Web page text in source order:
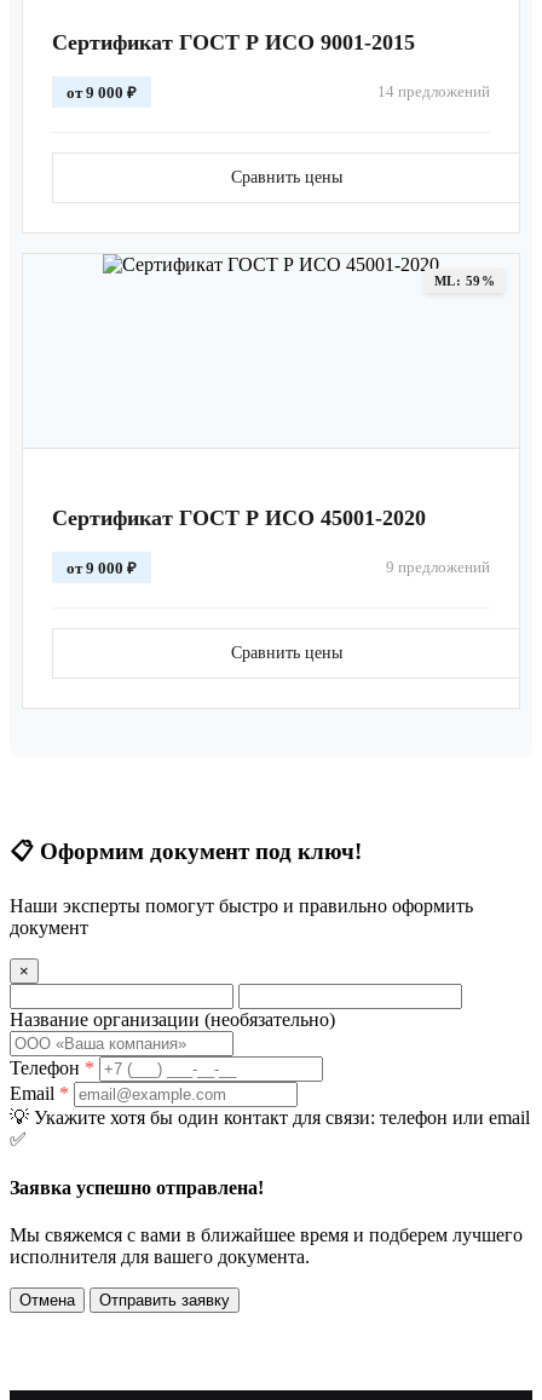
Сертификат ГОСТ Р ИСО 9001-2015
от 9 000 ₽ 14 предложений
Сравнить цены
ML: 59%
Сертификат ГОСТ Р ИСО 45001-2020
от 9 000 ₽ 9 предложений
Сравнить цены
📋 Оформим документ под ключ!
Наши эксперты помогут быстро и правильно оформить
документ
×
Название организации (необязательно)
Телефон *
Email *
💡 Укажите хотя бы один контакт для связи: телефон или email
✅
Заявка успешно отправлена!
Мы свяжемся с вами в ближайшее время и подберем лучшего
исполнителя для вашего документа.
Отмена Отправить заявку